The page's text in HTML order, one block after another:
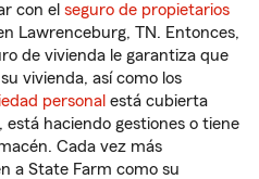
con el seguro de propietarios
Lawrenceburg, TN. Entonces,
de vivienda le garantiza que
vivienda, así como los
personal está cubierta
está haciendo gestiones o tiene
Cada vez más
a State Farm como su